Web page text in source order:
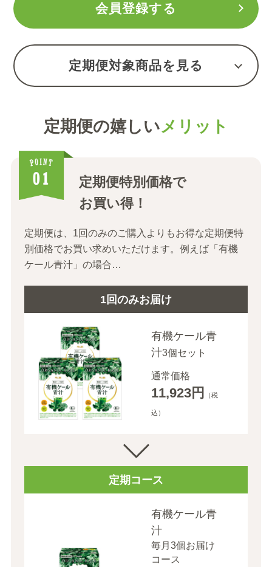
会員登録する
定期便対象商品を見る
定期便の嬉しいメリット
定期便特別価格で
お買い得！
定期便は、1回のみのご購入よりもお得な定期便特
別価格でお買い求めいただけます。例えば「有機
ケール青汁」の場合…
1回のみお届け
有機ケール青
汁3個セット
通常価格
11,923円 （税
込）
定期コース
有機ケール青
汁
毎月3個お届け
コース